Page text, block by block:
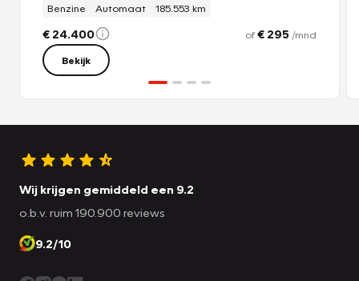
Benzine
Automaat 185.553 km
€ 24.400 of€ 295 /mnd
Bekijk
Wij krijgen gemiddeld een 9.2
o.b.v. ruim 190.900 reviews
9.2/10